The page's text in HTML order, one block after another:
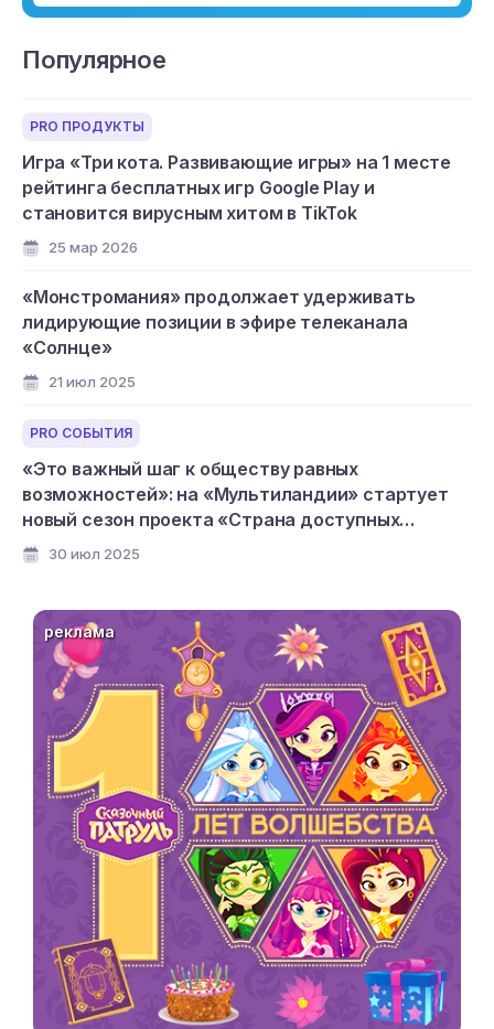
Популярное
PRO ПРОДУКТЫ
Игра «Три кота. Развивающие игры» на 1 месте
рейтинга бесплатных игр Google Play и
становится вирусным хитом в TikTok
25 мар 2026
«Монстромания» продолжает удерживать
лидирующие позиции в эфире телеканала
«Солнце»
21 июл 2025
PRO СОБЫТИЯ
«Это важный шаг к обществу равных
возможностей»: на «Мультиландии» стартует
новый сезон проекта «Страна доступных
мультфильмов»
30 июл 2025
реклама